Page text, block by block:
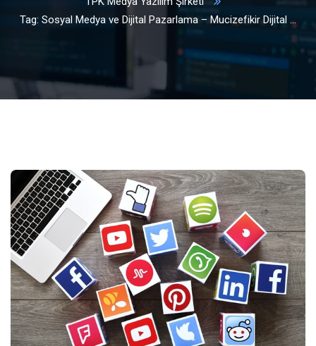
Tag: Sosyal Medya ve Dijital Pazarlama – Mucizefikir Dijital …